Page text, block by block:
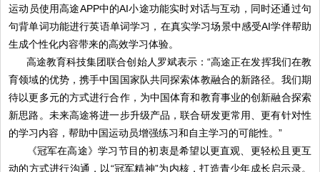
运动员使用高途APP中的AI小途功能实时对话与互动，同时还通过句
句背单词功能进行英语单词学习，在真实学习场景中感受AI学伴帮助
生成个性化内容带来的高效学习体验。
高途教育科技集团联合创始人罗斌表示：“高途正在发挥我们在教
育领域的优势，携手中国国家队共同探索体教融合的新路径。我们期
待以更多元的方式进行合作，为中国体育和教育事业的创新融合探索
新思路。未来高途将进一步升级产品，联合研发更常用、更有针对性
的学习内容，帮助中国运动员增强练习和自主学习的可能性。”
《冠军在高途》学习节目的初衷是希望以更直观、更轻松且更互
动的方式进行沟通，以“冠军精神”为内核，打造青少年成长启示录。